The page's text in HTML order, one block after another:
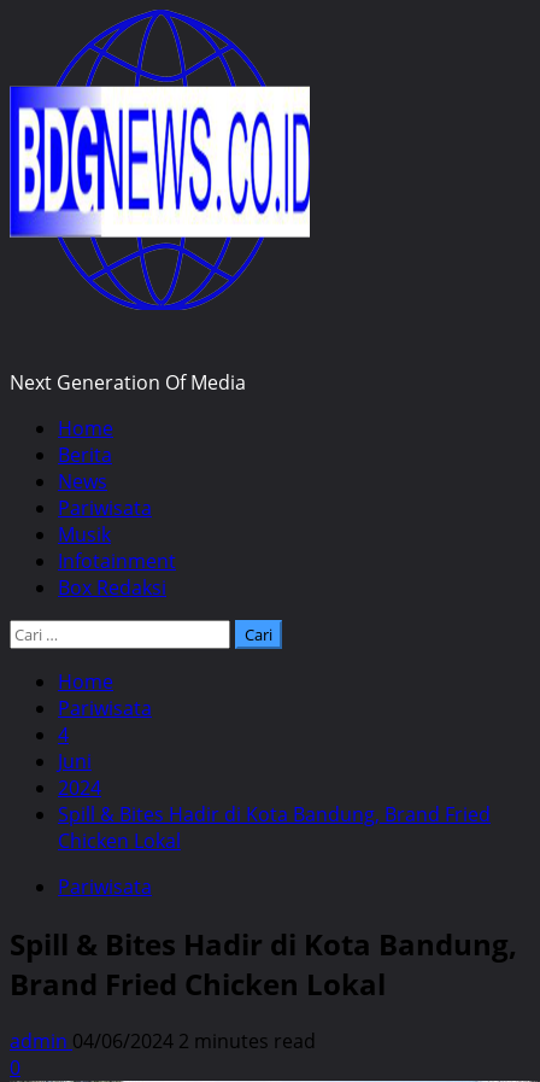
content
Next Generation Of Media
Primary
Menu
Home
Berita
News
Pariwisata
Musik
Infotainment
Box Redaksi
Cari
Home
Pariwisata
4
Juni
2024
Spill & Bites Hadir di Kota Bandung, Brand Fried
Chicken Lokal
Pariwisata
Spill & Bites Hadir di Kota Bandung,
Brand Fried Chicken Lokal
admin 04/06/2024 2 minutes read
0